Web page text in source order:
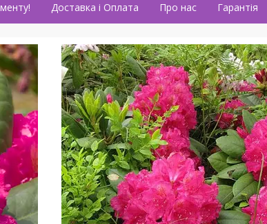
Доставка і Оплата Про нас Гарантія